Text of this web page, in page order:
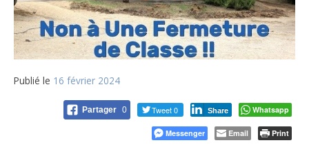
Publié le 16 février 2024
Partager 0 Tweet 0 Share Whatsapp
Messenger Email Print